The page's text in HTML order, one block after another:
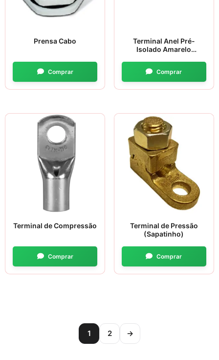
Prensa Cabo
Terminal Anel Pré-
Isolado Amarelo
Terminal de Compressão
Terminal de Pressão
(Sapatinho)
1 2 →